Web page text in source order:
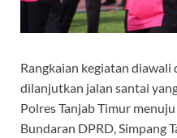
Rangkaian kegiatan diawali
dilanjutkan jalan santai
Polres Tanjab Timur
Bundaran DPRD, Simpang